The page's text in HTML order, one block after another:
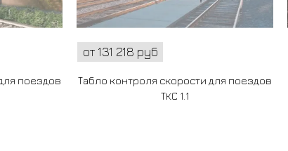
поездов
от 131 218 руб
Табло контроля скорости для поездов
ТКС 1.1